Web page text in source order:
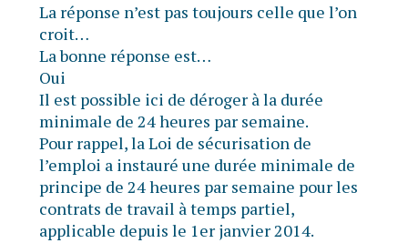
La réponse n’est pas toujours celle que l’on
croit…
La bonne réponse est…
Oui
Il est possible ici de déroger à la durée
minimale de 24 heures par semaine.
Pour rappel, la Loi de sécurisation de
l’emploi a instauré une durée minimale de
principe de 24 heures par semaine pour les
contrats de travail à temps partiel,
applicable depuis le 1er janvier 2014.